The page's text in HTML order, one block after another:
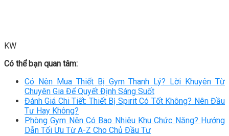
KW
Có thể bạn quan tâm:
Có Nên Mua Thiết Bị Gym Thanh Lý? Lời Khuyên Từ
Chuyên Gia Để Quyết Định Sáng Suốt
Đánh Giá Chi Tiết: Thiết Bị Spirit Có Tốt Không? Nên Đầu
Tư Hay Không?
Phòng Gym Nên Có Bao Nhiêu Khu Chức Năng? Hướng
Dẫn Tối Ưu Từ A-Z Cho Chủ Đầu Tư